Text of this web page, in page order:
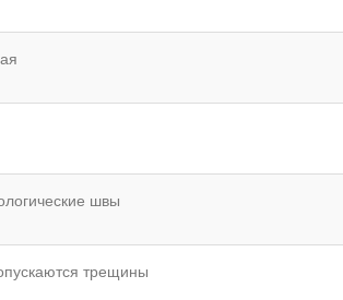
швы
трещины